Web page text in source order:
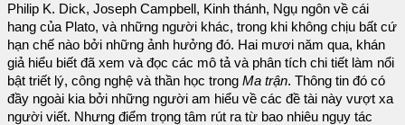
Philip K. Dick, Joseph Campbell, Kinh thánh, Ngụ ngôn về cái
hang của Plato, và những người khác, trong khi không chịu bất cứ
hạn chế nào bởi những ảnh hưởng đó. Hai mươi năm qua, khán
giả hiểu biết đã xem và đọc các mô tả và phân tích chi tiết làm nổi
bật triết lý, công nghệ và thần học trong Ma trận. Thông tin đó có
đầy ngoài kia bởi những người am hiểu về các đề tài này vượt xa
người viết. Nhưng điểm trọng tâm rút ra từ bao nhiêu ngụy tác